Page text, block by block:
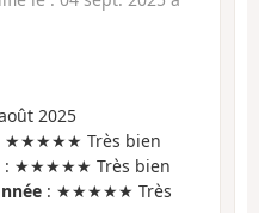
2025
★★★★★ Très bien
: ★★★★★ Très bien
: ★★★★★ Très